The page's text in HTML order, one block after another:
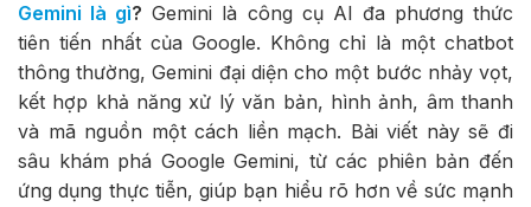
Gemini là gì? Gemini là công cụ AI đa phương thức
tiên tiến nhất của Google. Không chỉ là một chatbot
thông thường, Gemini đại diện cho một bước nhảy vọt,
kết hợp khả năng xử lý văn bản, hình ảnh, âm thanh
và mã nguồn một cách liền mạch. Bài viết này sẽ đi
sâu khám phá Google Gemini, từ các phiên bản đến
ứng dụng thực tiễn, giúp bạn hiểu rõ hơn về sức mạnh